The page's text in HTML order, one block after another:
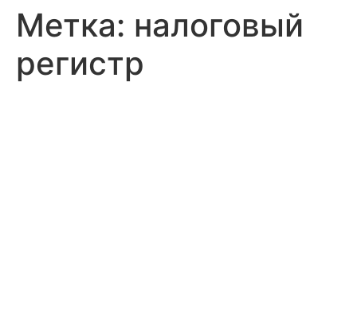
Метка: налоговый
регистр